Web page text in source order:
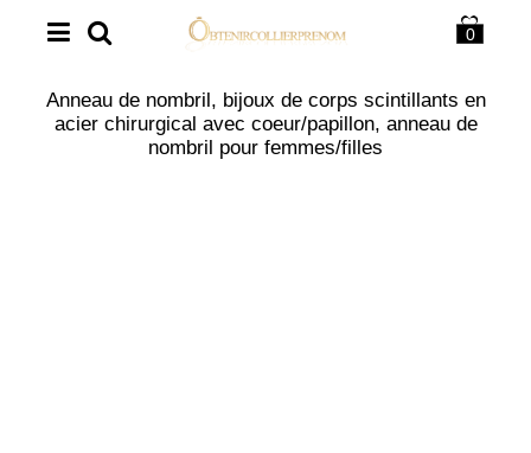
0
Anneau de nombril, bijoux de corps scintillants en
acier chirurgical avec coeur/papillon, anneau de
nombril pour femmes/filles